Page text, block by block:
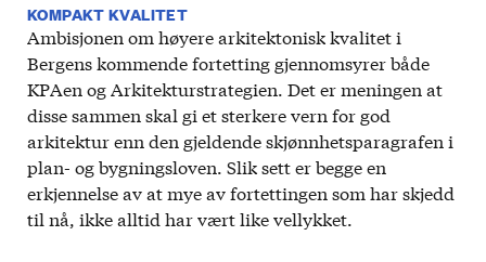
KOMPAKT KVALITET
Ambisjonen om høyere arkitektonisk kvalitet i
Bergens kommende fortetting gjennomsyrer både
KPAen og Arkitekturstrategien. Det er meningen at
disse sammen skal gi et sterkere vern for god
arkitektur enn den gjeldende skjønnhetsparagrafen i
plan- og bygningsloven. Slik sett er begge en
erkjennelse av at mye av fortettingen som har skjedd
til nå, ikke alltid har vært like vellykket.